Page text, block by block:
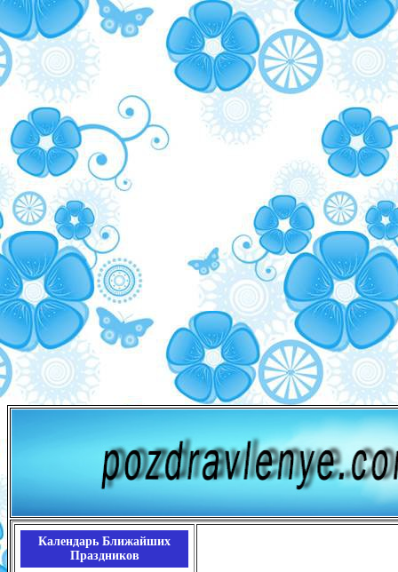
Календарь Ближайших
Праздников